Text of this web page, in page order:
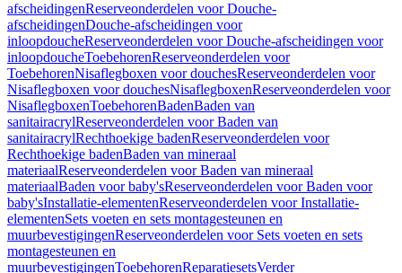
afscheidingenReserveonderdelen voor Douche-
afscheidingenDouche-afscheidingen voor
inloopdoucheReserveonderdelen voor Douche-afscheidingen voor
inloopdoucheToebehorenReserveonderdelen voor
ToebehorenNisaflegboxen voor douchesReserveonderdelen voor
Nisaflegboxen voor douchesNisaflegboxenReserveonderdelen voor
NisaflegboxenToebehorenBadenBaden van
sanitairacrylReserveonderdelen voor Baden van
sanitairacrylRechthoekige badenReserveonderdelen voor
Rechthoekige badenBaden van mineraal
materiaalReserveonderdelen voor Baden van mineraal
materiaalBaden voor baby'sReserveonderdelen voor Baden voor
baby'sInstallatie-elementenReserveonderdelen voor Installatie-
elementenSets voeten en sets montagesteunen en
muurbevestigingenReserveonderdelen voor Sets voeten en sets
montagesteunen en
muurbevestigingenToebehorenReparatiesetsVerder